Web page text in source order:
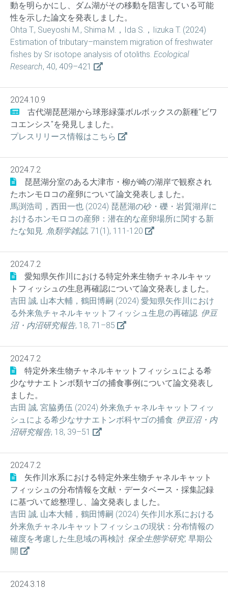
動を明らかにし、ダム湖がその移動を阻害している可能
性を示した論文を発表しました。
Ohta T., Sueyoshi M., Shima M.，Ida S.，Iizuka T. (2024)
Estimation of tributary–mainstem migration of freshwater
fishes by Sr isotope analysis of otoliths. Ecological
Research, 40, 409–421
2024.10.9
古代湖琵琶湖から球形緑藻ボルボックスの新種"ビワ
コエンシス"を発見しました。
プレスリリース情報はこちら
2024.7.2
琵琶湖分室のある大津市・柳が崎の湖岸で観察され
たホンモロコの産卵について論文発表しました。
馬渕浩司，西田一也 (2024) 琵琶湖の砂・礫・岩質湖岸に
おけるホンモロコの産卵：潜在的な産卵場所に関する新
たな知見. 魚類学雑誌, 71(1), 111-120
2024.7.2
愛知県矢作川における特定外来生物チャネルキャッ
トフィッシュの生息再確認について論文発表しました。
吉田 誠, 山本大輔，鶴田博嗣 (2024) 愛知県矢作川におけ
る外来魚チャネルキャットフィッシュ生息の再確認. 伊豆
沼・内沼研究報告, 18, 71–85
2024.7.2
特定外来生物チャネルキャットフィッシュによる希
少なサナエトンボ類ヤゴの捕食事例について論文発表し
ました。
吉田 誠, 宮脇勇伍 (2024) 外来魚チャネルキャットフィッ
シュによる希少なサナエトンボ科ヤゴの捕食. 伊豆沼・内
沼研究報告, 18, 39–51
2024.7.2
矢作川水系における特定外来生物チャネルキャット
フィッシュの分布情報を文献・データベース・採集記録
に基づいて総整理し、論文発表しました。
吉田 誠, 山本大輔，鶴田博嗣 (2024) 矢作川水系における
外来魚チャネルキャットフィッシュの現状：分布情報の
確度を考慮した生息域の再検討. 保全生態学研究, 早期公
開
2024.3.18